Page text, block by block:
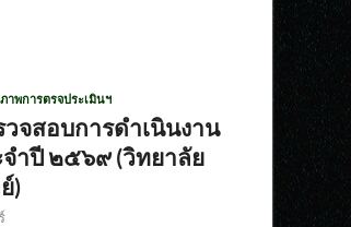
าพการตรจประเมินฯ
จสอบการดำเนินงาน
ำปี ๒๕๖๙ (วิทยาลัย
)